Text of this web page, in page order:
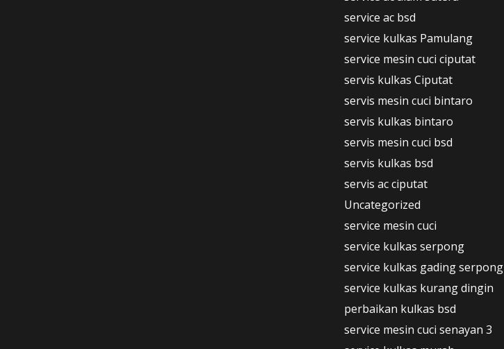
service ac bsd
service kulkas Pamulang
service mesin cuci ciputat
servis kulkas Ciputat
servis mesin cuci bintaro
servis kulkas bintaro
servis mesin cuci bsd
servis kulkas bsd
servis ac ciputat
Uncategorized
service mesin cuci
service kulkas serpong
service kulkas gading serpong
service kulkas kurang dingin
perbaikan kulkas bsd
service mesin cuci senayan 3